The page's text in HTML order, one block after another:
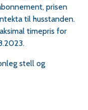
prisen
til husstanden.
timepris for
stell og